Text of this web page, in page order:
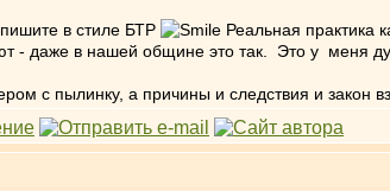
в стиле БТР
Реальная практика
- даже в нашей общине это так. Это у меня
с пылинку, а причины и следствия и закон